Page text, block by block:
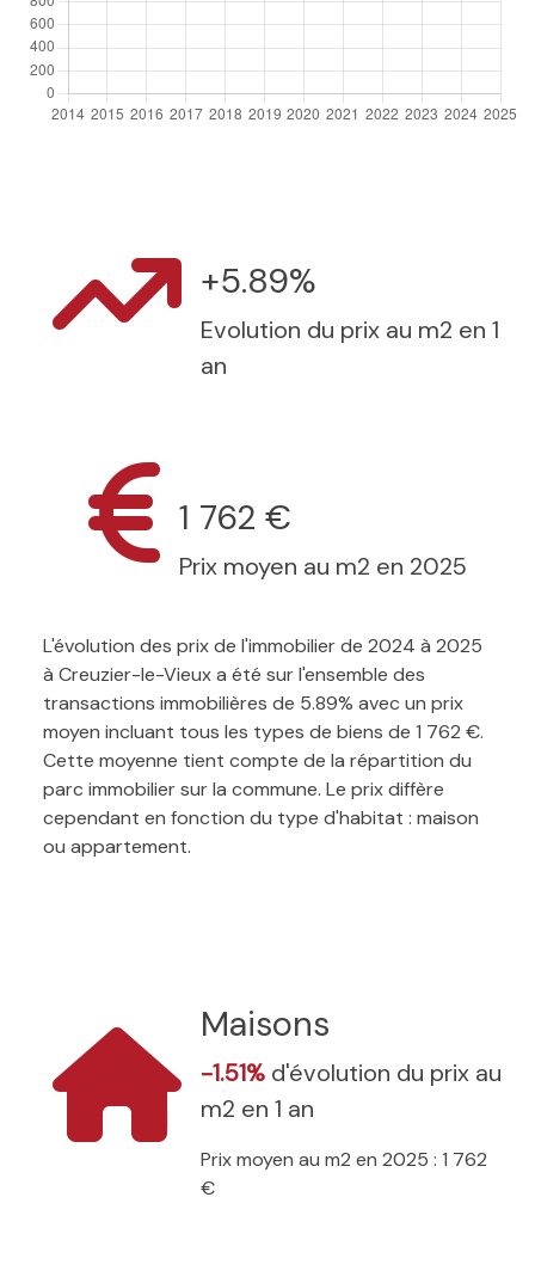
+5.89%
Evolution du prix au m2 en 1
an
1 762 €
Prix moyen au m2 en 2025
L'évolution des prix de l'immobilier de 2024 à 2025
à Creuzier-le-Vieux a été sur l'ensemble des
transactions immobilières de 5.89% avec un prix
moyen incluant tous les types de biens de 1 762 €.
Cette moyenne tient compte de la répartition du
parc immobilier sur la commune. Le prix diffère
cependant en fonction du type d'habitat : maison
ou appartement.
Maisons
-1.51% d'évolution du prix au
m2 en 1 an
Prix moyen au m2 en 2025 : 1 762
€